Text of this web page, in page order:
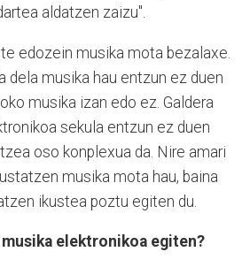
aldatzen zaizu".
edozein musika mota bezalaxe.
dela musika hau entzun ez duen
musika izan edo ez. Galdera
sekula entzun ez duen
oso konplexua da. Nire amari
musika mota hau, baina
ikustea poztu egiten du.
elektronikoa egiten?